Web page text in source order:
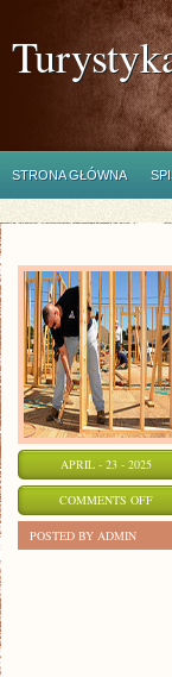
STRONA GŁÓWNA
APRIL - 23 - 2025
COMMENTS OFFON
POSTED BY ADMIN